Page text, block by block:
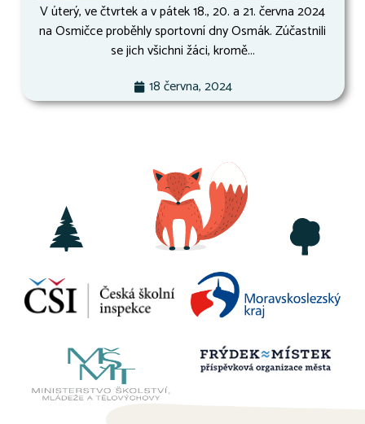
V úterý, ve čtvrtek a v pátek 18., 20. a 21. června 2024
na Osmičce proběhly sportovní dny Osmák. Zúčastnili
se jich všichni žáci, kromě...
18 června, 2024